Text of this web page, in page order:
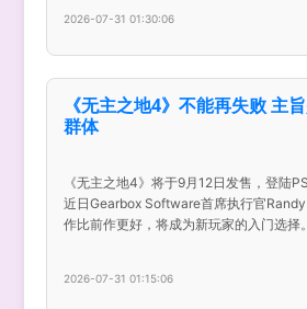
2026-07-31 01:30:06
《无主之地4》不能再失败 主
群体
《无主之地4》将于9月12日发售，登陆
近日Gearbox Software首席执行官
作比前作更好，将成为新玩家的入门选择
2026-07-31 01:15:06